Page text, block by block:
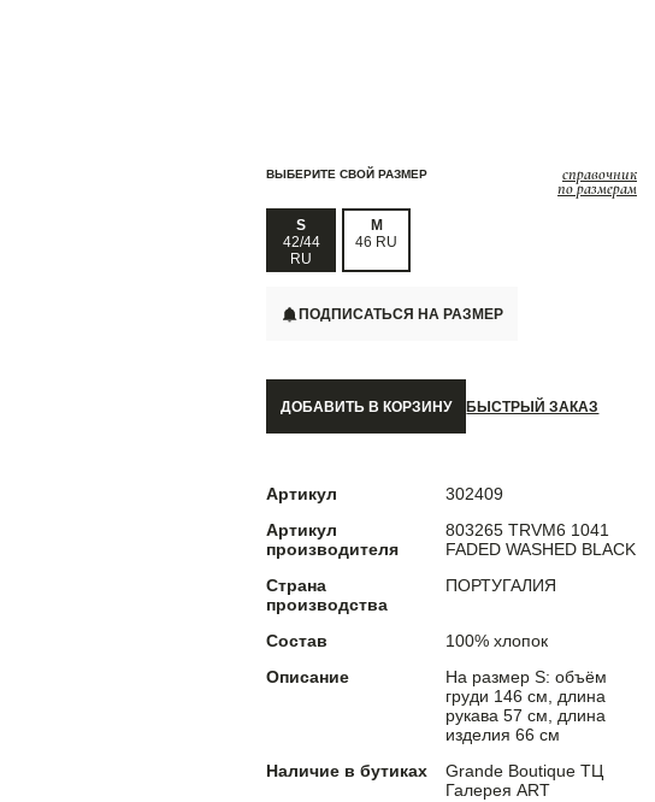
ВЫБЕРИТЕ СВОЙ РАЗМЕР справочник
по размерам
S
42/44
RU
M
46 RU
ПОДПИСАТЬСЯ НА РАЗМЕР
ДОБАВИТЬ В КОРЗИНУ БЫСТРЫЙ ЗАКАЗ
Артикул
302409
Артикул
производителя
803265 TRVM6 1041
FADED WASHED BLACK
Страна
производства
ПОРТУГАЛИЯ
Состав
100% хлопок
Описание
На размер S: объём
груди 146 см, длина
рукава 57 см, длина
изделия 66 см
Наличие в бутиках
Grande Boutique ТЦ
Галерея ART